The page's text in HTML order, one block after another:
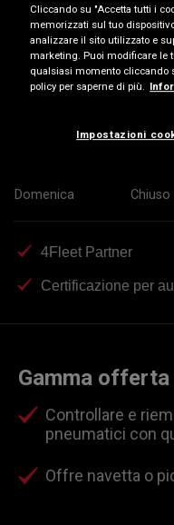
Lunedì 08:00-
Martedì
08:00-
Mercoledì
08:00-
08:00-
Domenica
Chiuso
4Fleet Partner
Certificazione per
Gamma
Controllare e
pneumatici con
Offre navetta o
Cliccando su "Accetta tutti i
memorizzati sul tuo
analizzare il sito utilizzato e
marketing. Puoi modificare le
qualsiasi momento cliccando
policy per saperne di più.
Impostazioni